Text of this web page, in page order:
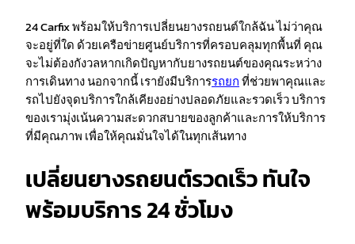
24 Carfix พร้อมให้บริการเปลี่ยนยางรถยนต์ใกล้ฉัน ไม่ว่าคุณ
จะอยู่ที่ใด ด้วยเครือข่ายศูนย์บริการที่ครอบคลุมทุกพื้นที่ คุณ
จะไม่ต้องกังวลหากเกิดปัญหากับยางรถยนต์ของคุณระหว่าง
การเดินทาง นอกจากนี้ เรายังมีบริการรถยกที่ช่วยพาคุณและ
รถไปยังจุดบริการใกล้เคียงอย่างปลอดภัยและรวดเร็ว บริการ
ของเรามุ่งเน้นความสะดวกสบายของลูกค้าและการให้บริการ
ที่มีคุณภาพ เพื่อให้คุณมั่นใจได้ในทุกเส้นทาง
เปลี่ยนยางรถยนต์รวดเร็ว ทันใจ
พร้อมบริการ 24 ชั่วโมง